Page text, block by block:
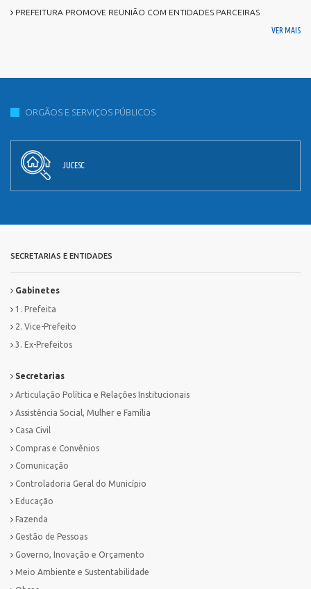
PREFEITURA PROMOVE REUNIÃO COM ENTIDADES PARCEIRAS
VER MAIS
ORGÃOS E SERVIÇOS PÚBLICOS
JUCESC
SECRETARIAS E ENTIDADES
Gabinetes
1. Prefeita
2. Vice-Prefeito
3. Ex-Prefeitos
Secretarias
Articulação Política e Relações Institucionais
Assistência Social, Mulher e Família
Casa Civil
Compras e Convênios
Comunicação
Controladoria Geral do Município
Educação
Fazenda
Gestão de Pessoas
Governo, Inovação e Orçamento
Meio Ambiente e Sustentabilidade